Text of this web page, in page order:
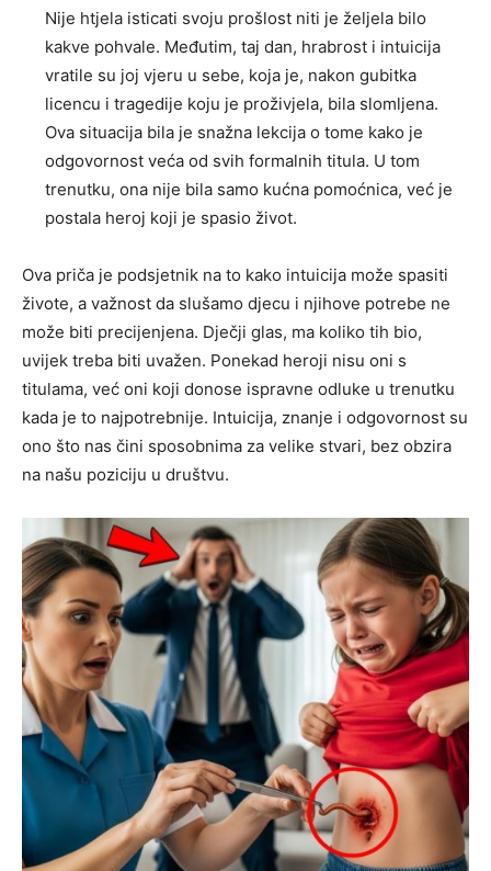
Nije htjela isticati svoju prošlost niti je željela bilo
kakve pohvale. Međutim, taj dan, hrabrost i intuicija
vratile su joj vjeru u sebe, koja je, nakon gubitka
licencu i tragedije koju je proživjela, bila slomljena.
Ova situacija bila je snažna lekcija o tome kako je
odgovornost veća od svih formalnih titula. U tom
trenutku, ona nije bila samo kućna pomoćnica, već je
postala heroj koji je spasio život.
Ova priča je podsjetnik na to kako intuicija može spasiti
živote, a važnost da slušamo djecu i njihove potrebe ne
može biti precijenjena. Dječji glas, ma koliko tih bio,
uvijek treba biti uvažen. Ponekad heroji nisu oni s
titulama, već oni koji donose ispravne odluke u trenutku
kada je to najpotrebnije. Intuicija, znanje i odgovornost su
ono što nas čini sposobnima za velike stvari, bez obzira
na našu poziciju u društvu.